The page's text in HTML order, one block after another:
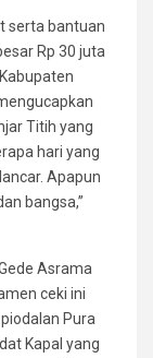
serta bantuan
Rp 30 juta
Titih yang
hari yang
Apapun
bangsa,”
Asrama
ceki ini
Pura
Kapal yang